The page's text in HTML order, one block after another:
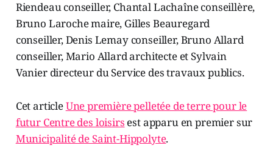
Riendeau conseiller, Chantal Lachaîne conseillère,
Bruno Laroche maire, Gilles Beauregard
conseiller, Denis Lemay conseiller, Bruno Allard
conseiller, Mario Allard architecte et Sylvain
Vanier directeur du Service des travaux publics.
Cet articleUne première pelletée de terre pour le
futur Centre des loisirs est apparu en premier sur
Municipalité de Saint-Hippolyte.